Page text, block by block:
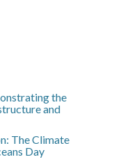
the
and
The Climate
Day